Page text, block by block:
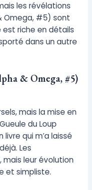
les révélations
Omega, #5) sont
est riche en détails
dans un autre
& Omega, #5)
mais la mise en
du Loup
qui m’a laissé
Les
leur évolution
et simpliste.